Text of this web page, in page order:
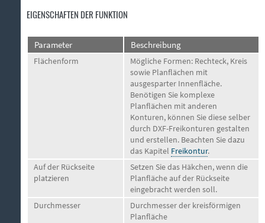
EIGENSCHAFTEN DER FUNKTION
Parameter Beschreibung
Flächenform
Mögliche Formen: Rechteck, Kreis
sowie Planflächen mit
ausgesparter Innenfläche.
Benötigen Sie komplexe
Planflächen mit anderen
Konturen, können Sie diese selber
durch DXF-Freikonturen gestalten
und erstellen. Beachten Sie dazu
das Kapitel Freikontur.
Auf der Rückseite
platzieren
Setzen Sie das Häkchen, wenn die
Planfläche auf der Rückseite
eingebracht werden soll.
Durchmesser
Durchmesser der kreisförmigen
Planfläche